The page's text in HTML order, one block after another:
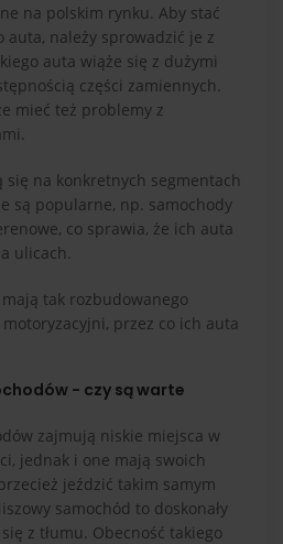
na polskim rynku. Aby stać
auta, należy sprowadzić je z
auta wiąże się z dużymi
części zamiennych.
mieć też problemy z
na konkretnych segmentach
są popularne, np. samochody
co sprawia, że ich auta
ulicach.
tak rozbudowanego
przez co ich auta
- czy są warte
zajmują niskie miejsca w
jednak i one mają swoich
jeździć takim samym
samochód to doskonały
z tłumu. Obecność takiego